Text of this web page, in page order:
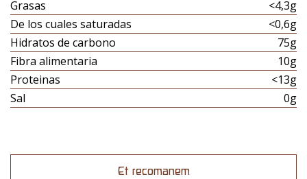
Grasas
<4,3g
De los cuales saturadas
<0,6g
Hidratos de carbono
75g
Fibra alimentaria
10g
Proteinas
<13g
Sal
0g
Et recomanem